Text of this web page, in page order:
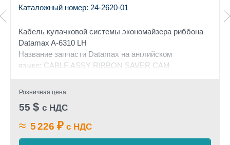
Каталожный номер: 24-2620-01
Кабель кулачковой системы экономайзера риббона
Datamax A-6310 LH
Название запчасти Datamax на английском
языке: CABLE ASSY RIBBON SAVER CAM
Розничная цена
55 $ с НДС
≈ 5 226 ₽ с НДС